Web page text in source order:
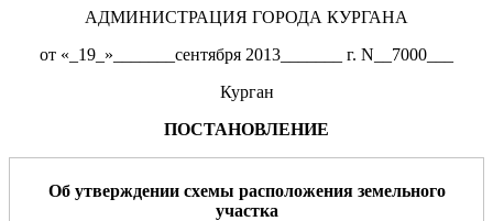
АДМИНИСТРАЦИЯ ГОРОДА КУРГАНА
от «_19_»_______сентября 2013_______ г. N__7000___
Курган
ПОСТАНОВЛЕНИЕ
Об утверждении схемы расположения земельного
участка